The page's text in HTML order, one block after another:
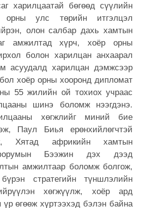
харилцаатай бөгөөд сүүлийн
орны улс төрийн итгэлцэл
олон салбар дахь хамтын
амжилтад хүрч, хоёр орны
болон харилцан анхаарал
асуудалд харилцан дэмжсээр
хоёр орны хооронд дипломат
55 жилийн ой тохиох учраас
шинэ боломж нээгдэнэ.
хөгжлийг миний бие
Паул Биья ерөнхийлөгчтэй
Хятад африкийн хамтын
Бээжин дэх дээд
амжилтаар боломж болгож,
стратегийн түншлэлийн
хөгжүүлж, хоёр ард
өгөөж хүртээхэд бэлэн байна